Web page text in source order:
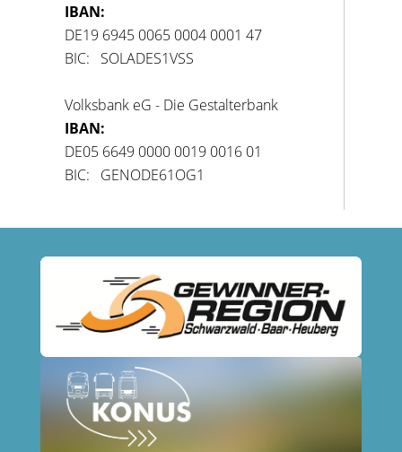
IBAN:
DE19 6945 0065 0004 0001 47
BIC: SOLADES1VSS
Volksbank eG - Die Gestalterbank
IBAN:
DE05 6649 0000 0019 0016 01
BIC: GENODE61OG1